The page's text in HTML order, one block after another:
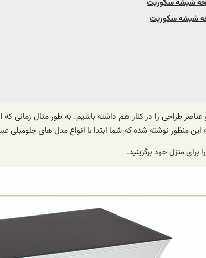
طراحی را در کنار هم داشته باشیم. به طور مثال
منظور نوشته شده که شما ابتدا با انواع مدل های جلومبلی
برای منزل خود برگزینید.